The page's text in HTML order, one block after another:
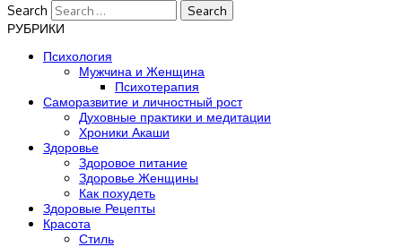
Search
РУБРИКИ
Психология
Мужчина и Женщина
Психотерапия
Саморазвитие и личностный рост
Духовные практики и медитации
Хроники Акаши
Здоровье
Здоровое питание
Здоровье Женщины
Как похудеть
Здоровые Рецепты
Красота
Стиль